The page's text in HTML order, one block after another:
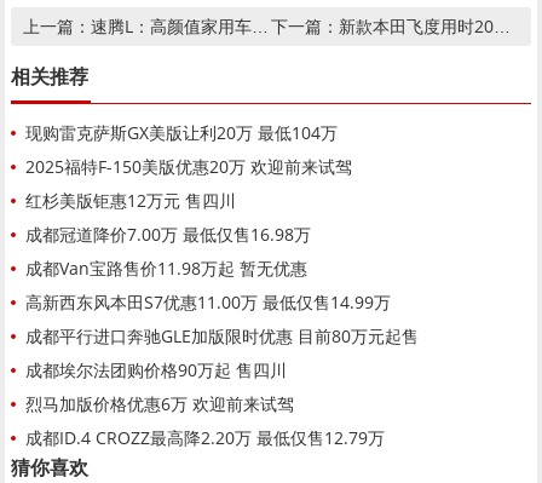
上一篇：速腾L：高颜值家用车，智领未来，性价比超值 下一篇： 新款本田飞度用时20天售罄3000辆
相关推荐
现购雷克萨斯GX美版让利20万 最低104万
2025福特F-150美版优惠20万 欢迎前来试驾
红杉美版钜惠12万元 售四川
成都冠道降价7.00万 最低仅售16.98万
成都Van宝路售价11.98万起 暂无优惠
高新西东风本田S7优惠11.00万 最低仅售14.99万
成都平行进口奔驰GLE加版限时优惠 目前80万元起售
成都埃尔法团购价格90万起 售四川
烈马加版价格优惠6万 欢迎前来试驾
成都ID.4 CROZZ最高降2.20万 最低仅售12.79万
猜你喜欢